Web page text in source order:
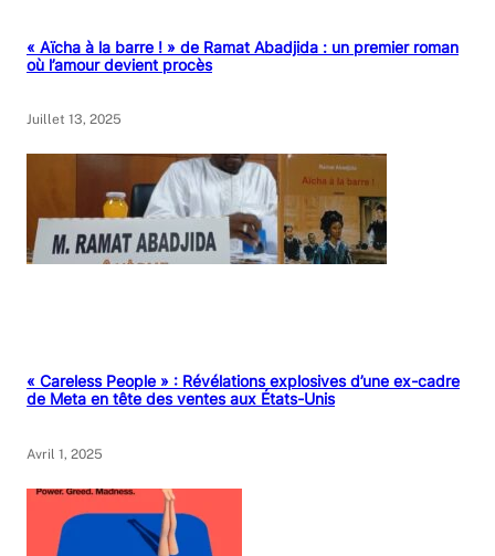
« Aïcha à la barre ! » de Ramat Abadjida : un premier roman
où l’amour devient procès
Juillet 13, 2025
« Careless People » : Révélations explosives d’une ex-cadre
de Meta en tête des ventes aux États-Unis
Avril 1, 2025